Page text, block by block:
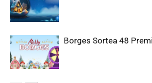
Borges Sortea 48